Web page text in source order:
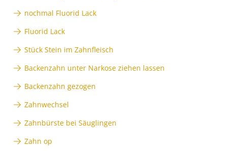
nochmal Fluorid Lack
Fluorid Lack
Stück Stein im Zahnfleisch
Backenzahn unter Narkose ziehen lassen
Backenzahn gezogen
Zahnwechsel
Zahnbürste bei Säuglingen
Zahn op